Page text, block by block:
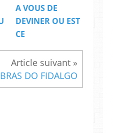
A VOUS DE
DEVINER OU EST
CE
DO FIDALGO